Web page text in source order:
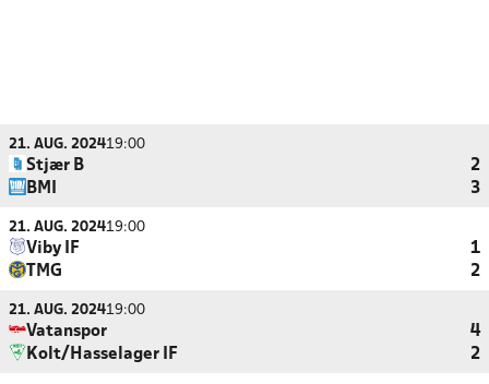
21. AUG. 202419:00
Stjær B
2
BMI
3
21. AUG. 202419:00
Viby IF
1
TMG
2
21. AUG. 202419:00
Vatanspor
4
Kolt/Hasselager IF
2